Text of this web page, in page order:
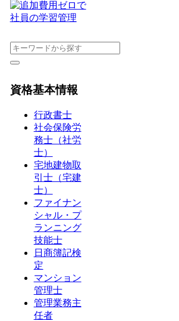
資格基本情報
行政書士
社会保険労
務士（社労
士）
宅地建物取
引士（宅建
士）
ファイナン
シャル・プ
ランニング
技能士
日商簿記検
定
マンション
管理士
管理業務主
任者